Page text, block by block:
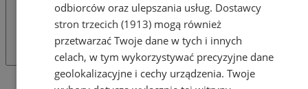
Tag: Rodzina
odbiorców oraz ulepszania usług. Dostawcy
stron trzecich (1913) mogą również
przetwarzać Twoje dane w tych i innych
celach, w tym wykorzystywać precyzyjne dane
geolokalizacyjne i cechy urządzenia. Twoje